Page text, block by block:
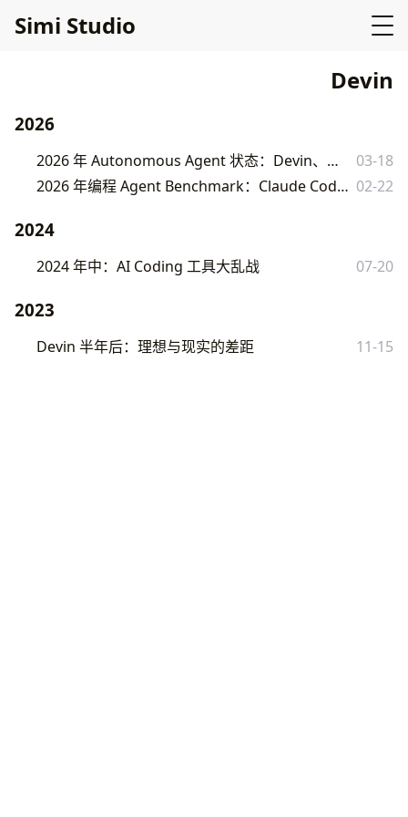
Simi Studio
Devin
2026
2026 年 Autonomous Agent 状态：Devin、Manus、Cursor 的真实对比
03-18
2026 年编程 Agent Benchmark：Claude Code vs Cursor vs Copilot vs Devin 02-22
2024
2024 年中：AI Coding 工具大乱战 07-20
2023
Devin 半年后：理想与现实的差距 11-15